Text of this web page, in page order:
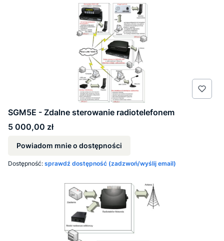
SGM5E - Zdalne sterowanie radiotelefonem
Cena
5 000,00 zł
Powiadom mnie o dostępności
Dostępność: sprawdź dostępność (zadzwoń/wyślij email)